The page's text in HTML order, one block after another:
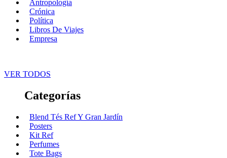
Antropología
Crónica
Política
Libros De Viajes
Empresa
VER TODOS
Categorías
Blend Tés Ref Y Gran Jardín
Posters
Kit Ref
Perfumes
Tote Bags